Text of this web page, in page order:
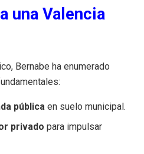
una Valencia
Bernabe ha enumerado
pública en suelo municipal.
privado para impulsar